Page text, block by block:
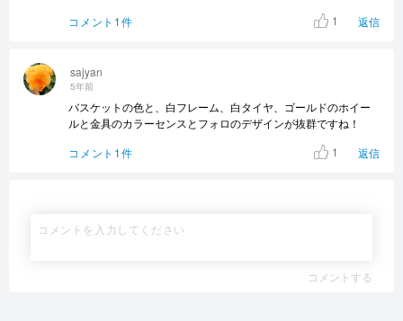
sajyan
5年前
バスケットの色と、白フレーム、白タイヤ、ゴールドのホイー
ルと金具のカラーセンスとフォロのデザインが抜群ですね！
コメント1件
1 返信
コメント1件
1 返信
コメントする